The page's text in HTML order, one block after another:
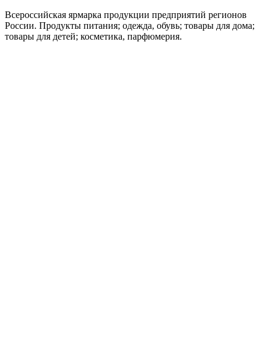
Всероссийская ярмарка продукции предприятий регионов
России. Продукты питания; одежда, обувь; товары для дома;
товары для детей; косметика, парфюмерия.